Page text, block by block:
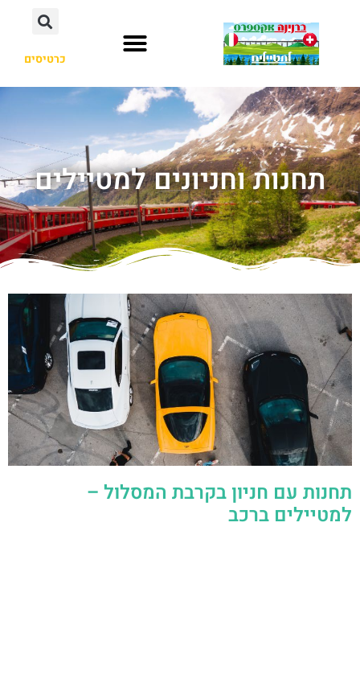
כרטיסים
תחנות וחניונים למטיילים
תחנות עם חניון בקרבת המסלול –
למטיילים ברכב